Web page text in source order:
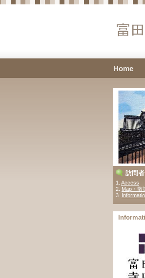
訪問
1. Access
2. Map・散
3 .
Home